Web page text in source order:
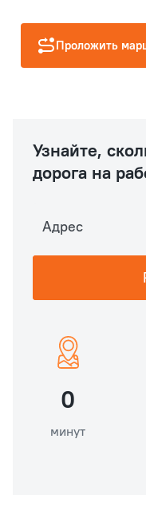
Проложить
Узнайте,
дорога на
Адрес
0
минут